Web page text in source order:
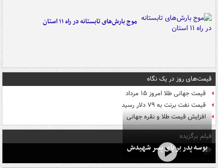
موج بارش‌های تابستانه در راه ۱۱ استان
قیمت‌های روز در یک نگاه
قیمت جهانی طلا امروز ۱۵ مرداد
قیمت نفت برنت به ۷۹ دلار رسید
افزایش قیمت طلا و نقره جهانی
فیلم برگزیده
بوسه‌ پدر بر پای پسر شهیدش